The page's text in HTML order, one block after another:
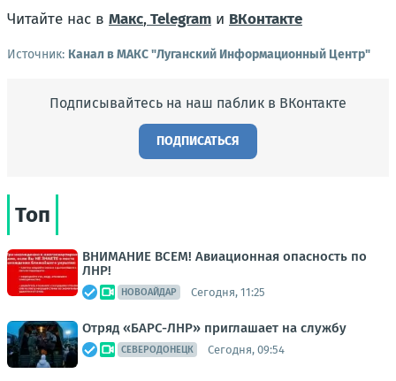
Читайте нас в Макс,Telegram и ВКонтакте
Источник: Канал в МАКС "Луганский Информационный Центр"
Подписывайтесь на наш паблик в ВКонтакте
ПОДПИСАТЬСЯ
Топ
ВНИМАНИЕ ВСЕМ! Авиационная опасность по
ЛНР!
НОВОАЙДАР Сегодня, 11:25
Отряд «БАРС-ЛНР» приглашает на службу
СЕВЕРОДОНЕЦК Сегодня, 09:54